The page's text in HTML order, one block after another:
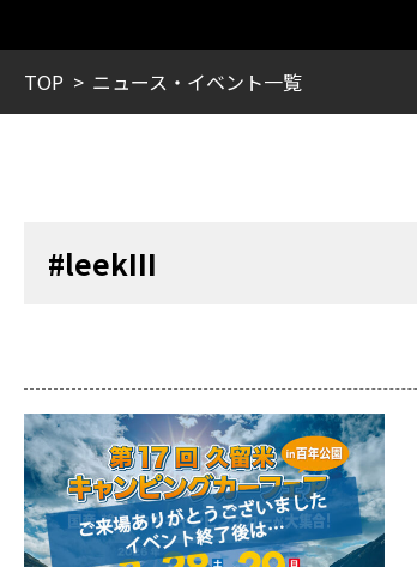
TOP ニュース・イベント一覧
#leekIII